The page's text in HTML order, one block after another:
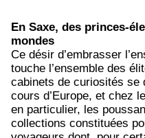
En Saxe, des princes-
mondes
Ce désir d’embrasser
touche l’ensemble des
cabinets de curiosités se
cours d’Europe, et chez
en particulier, les
collections constituées